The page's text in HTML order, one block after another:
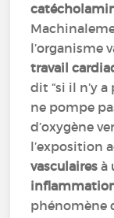
l’organisme
travail
dit “si il n’y
ne pompe
d’oxygène
l’exposition
vasculaires à
phénomène